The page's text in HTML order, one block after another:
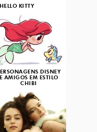
KITTY
DISNEY
E AMIGOS EM ESTILO
CHIBI
3